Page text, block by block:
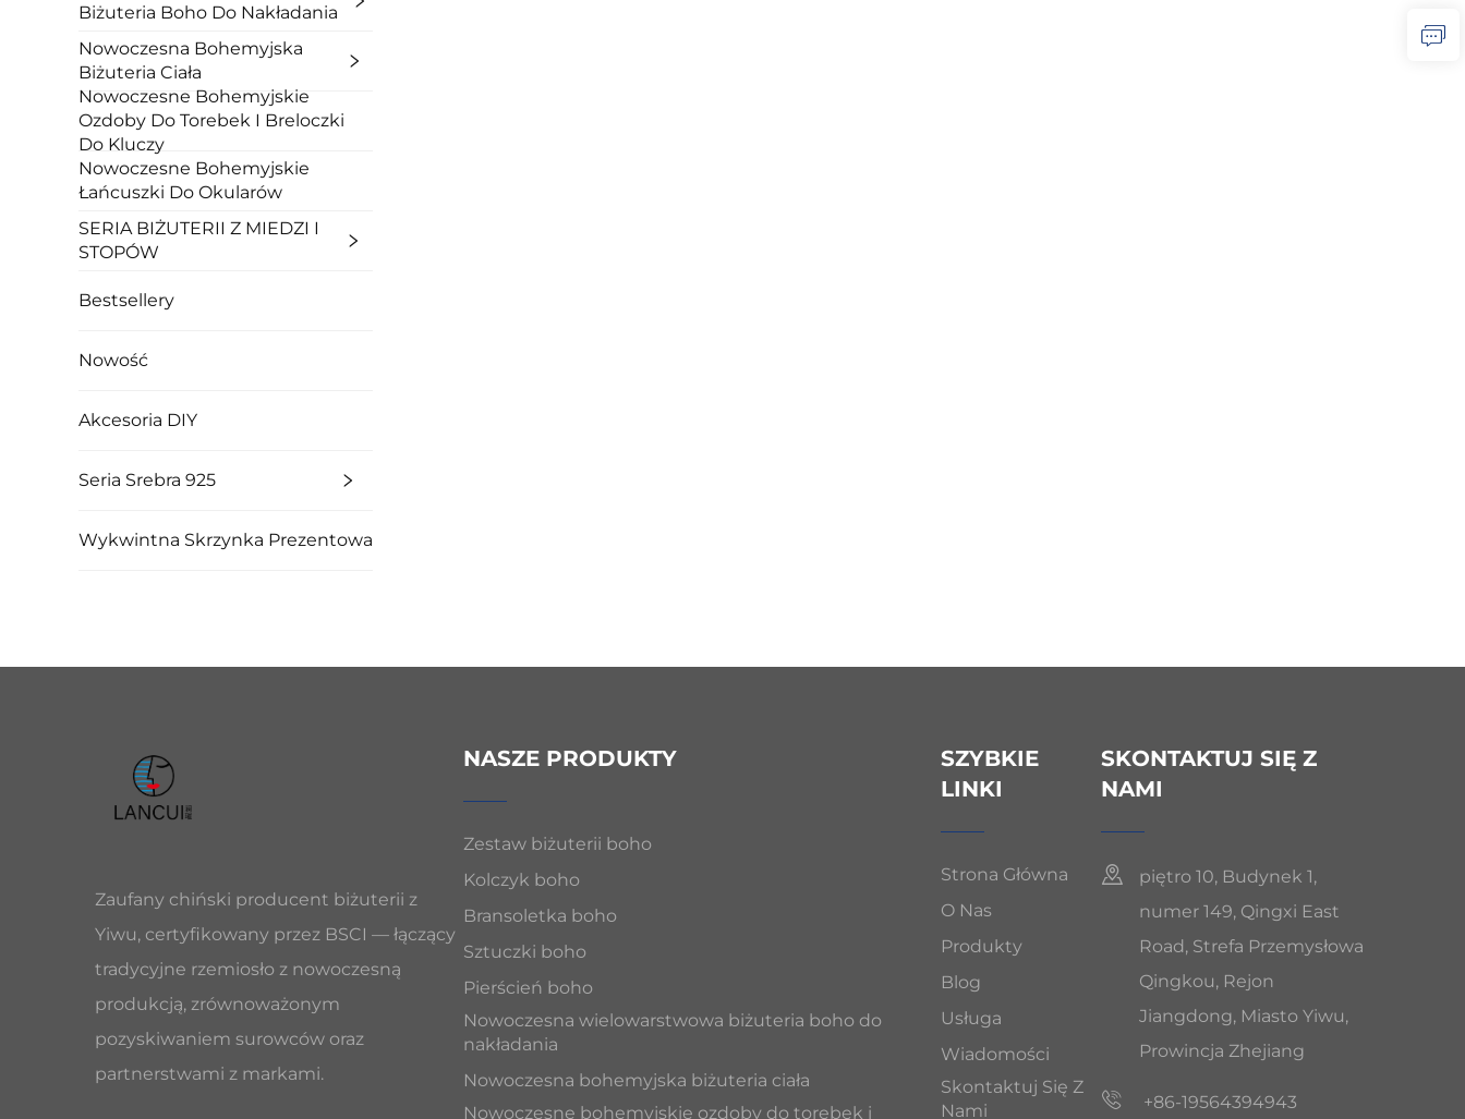
Biżuteria Boho Do Nakładania
Nowoczesna Bohemyjska
Biżuteria Ciała
Nowoczesne Bohemyjskie
Ozdoby Do Torebek I Breloczki
Do Kluczy
Nowoczesne Bohemyjskie
Łańcuszki Do Okularów
SERIA BIŻUTERII Z MIEDZI I
STOPÓW
Bestsellery
Nowość
Akcesoria DIY
Seria Srebra 925
Wykwintna Skrzynka Prezentowa
Zaufany chiński producent biżuterii z
Yiwu, certyfikowany przez BSCI — łączący
tradycyjne rzemiosło z nowoczesną
produkcją, zrównoważonym
pozyskiwaniem surowców oraz
partnerstwami z markami.
NASZE PRODUKTY
Zestaw biżuterii boho
Kolczyk boho
Bransoletka boho
Sztuczki boho
Pierścień boho
Nowoczesna wielowarstwowa biżuteria boho do
nakładania
Nowoczesna bohemyjska biżuteria ciała
Nowoczesne bohemyjskie ozdoby do torebek i
SZYBKIE
LINKI
Strona Główna
O Nas
Produkty
Blog
Usługa
Wiadomości
Skontaktuj Się Z
Nami
SKONTAKTUJ SIĘ Z
NAMI
piętro 10, Budynek 1,
numer 149, Qingxi East
Road, Strefa Przemysłowa
Qingkou, Rejon
Jiangdong, Miasto Yiwu,
Prowincja Zhejiang
+86-19564394943